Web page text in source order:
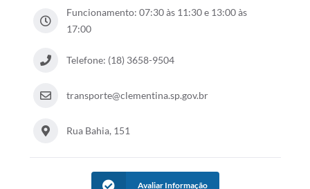
Funcionamento: 07:30 às 11:30 e 13:00 às
17:00
Telefone: (18) 3658-9504
transporte@clementina.sp.gov.br
Rua Bahia, 151
Avaliar Informação